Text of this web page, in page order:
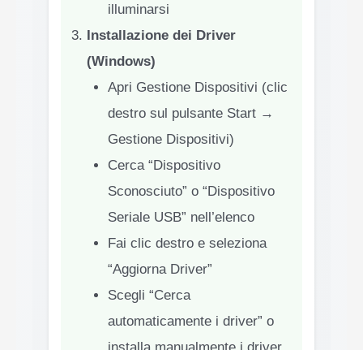
illuminarsi
Installazione dei Driver
(Windows)
Apri Gestione Dispositivi (clic
destro sul pulsante Start →
Gestione Dispositivi)
Cerca “Dispositivo
Sconosciuto” o “Dispositivo
Seriale USB” nell’elenco
Fai clic destro e seleziona
“Aggiorna Driver”
Scegli “Cerca
automaticamente i driver” o